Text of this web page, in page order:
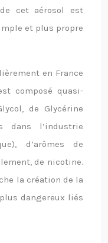
cet aérosol est
et plus propre
en France
composé quasi-
de Glycérine
dans l’industrie
d’arômes de
de nicotine.
la création de la
dangereux liés